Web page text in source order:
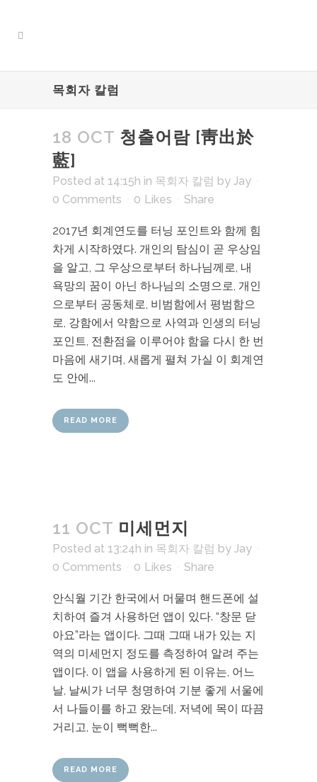
목회자 칼럼
18 OCT 청출어람 [靑出於
藍]
Posted at 14:15h in 목회자 칼럼 by Jay
0 Comments
0 Likes Share
2017년 회계연도를 터닝 포인트와 함께 힘
차게 시작하였다. 개인의 탐심이 곧 우상임
을 알고, 그 우상으로부터 하나님께로, 내
욕망의 꿈이 아닌 하나님의 소명으로, 개인
으로부터 공동체로, 비범함에서 평범함으
로, 강함에서 약함으로 사역과 인생의 터닝
포인트, 전환점을 이루어야 함을 다시 한 번
마음에 새기며, 새롭게 펼쳐 가실 이 회계연
도 안에...
READ MORE
11 OCT 미세먼지
Posted at 13:24h in 목회자 칼럼 by Jay
0 Comments
0 Likes Share
안식월 기간 한국에서 머물며 핸드폰에 설
치하여 즐겨 사용하던 앱이 있다. “창문 닫
아요”라는 앱이다. 그때 그때 내가 있는 지
역의 미세먼지 정도를 측정하여 알려 주는
앱이다. 이 앱을 사용하게 된 이유는, 어느
날, 날씨가 너무 청명하여 기분 좋게 서울에
서 나들이를 하고 왔는데, 저녁에 목이 따끔
거리고, 눈이 뻑뻑한...
READ MORE